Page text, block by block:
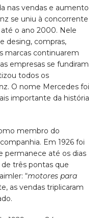
nas vendas e aumento
se uniu à concorrente
o ano 2000. Nele
desing, compras,
marcas continuarem
empresas se fundiram
todos os
O nome Mercedes foi
importante da história
membro do
Em 1926 foi
permanece até os dias
três pontas que
“motores para
as vendas triplicaram